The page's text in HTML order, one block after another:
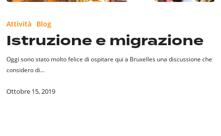
migrazione
Attività Blog
Istruzione e migrazione
Oggi sono stato molto felice di ospitare qui a Bruxelles una discussione che
considero di…
Ottobre 15, 2019